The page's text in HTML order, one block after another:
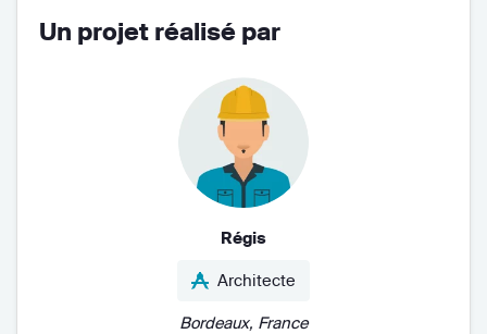
Un projet réalisé par
Régis
Architecte
Bordeaux, France